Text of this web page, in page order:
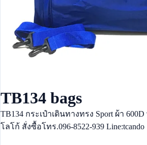
TB134 bags
TB134 กระเป๋าเดินทางทรง Sport ผ้า
โลโก้ สั่งซื้อโทร.096-8522-939 Line:tcando